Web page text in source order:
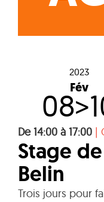
2023
Fév
De 14:00 à 17:00 |
Stage
Belin
Trois jours pour